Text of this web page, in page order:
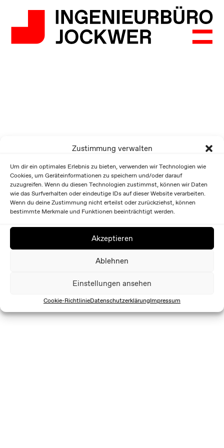
Zustimmung verwalten
Um dir ein optimales Erlebnis zu bieten, verwenden wir Technologien wie
Cookies, um Geräteinformationen zu speichern und/oder darauf
zuzugreifen. Wenn du diesen Technologien zustimmst, können wir Daten
wie das Surfverhalten oder eindeutige IDs auf dieser Website verarbeiten.
Wenn du deine Zustimmung nicht erteilst oder zurückziehst, können
bestimmte Merkmale und Funktionen beeinträchtigt werden.
Akzeptieren
Ablehnen
Einstellungen ansehen
Cookie-RichtlinieDatenschutzerklärungImpressum